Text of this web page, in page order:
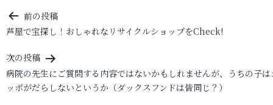
投
稿
ナ
ビ
ゲ
前の投稿
芦屋で宝探し！おしゃれなリサイクルショップをCheck!
次の投稿
病院の先生にご質問する内容ではないかもしれませんが、うちの子は
ッポがだらしないというか（ダックスフンドは皆同じ？）